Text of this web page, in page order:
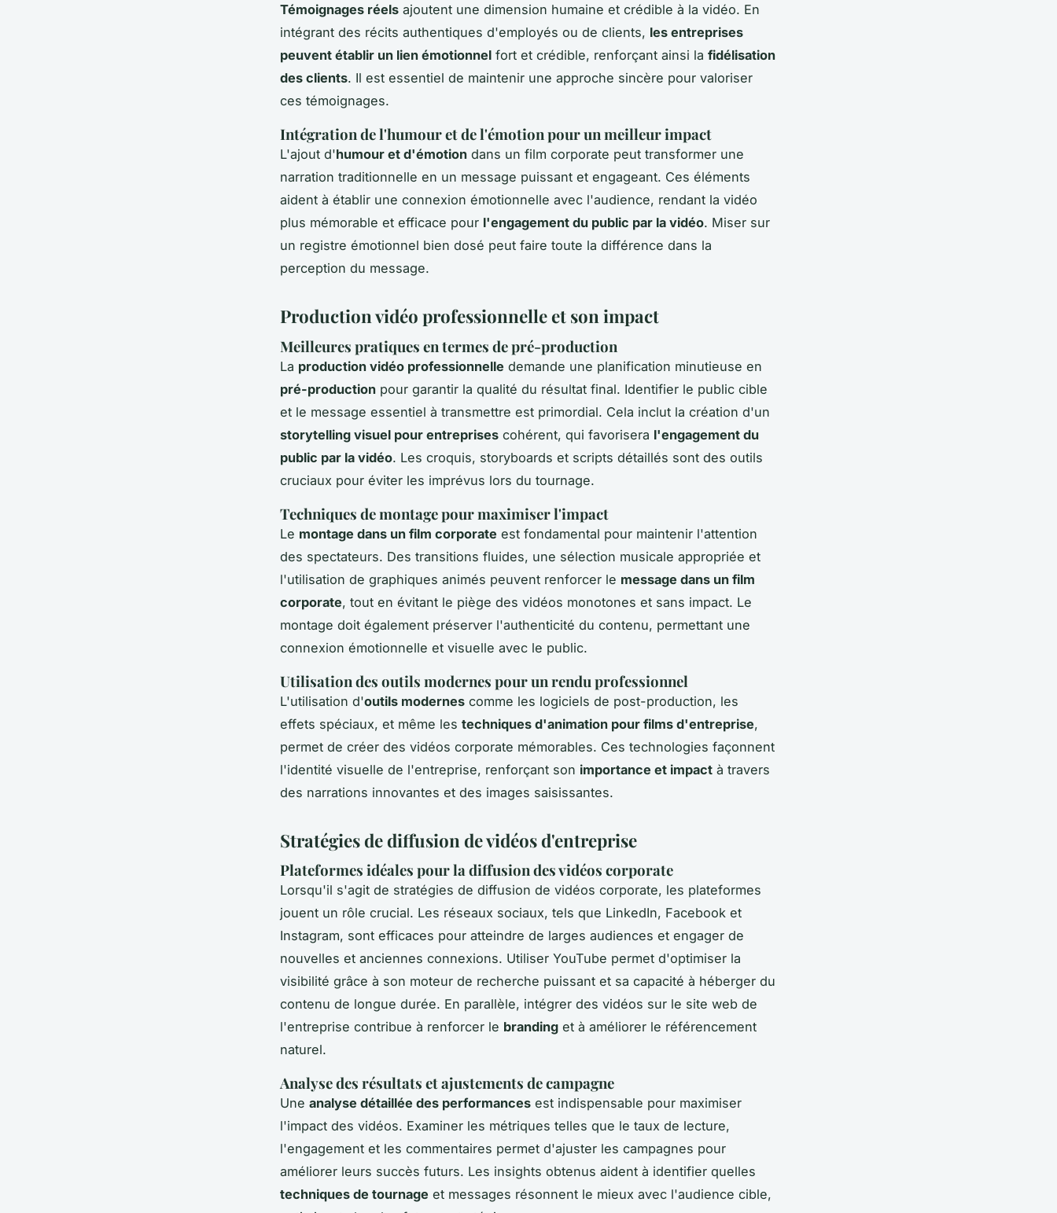
Témoignages réels ajoutent une dimension humaine et crédible à la vidéo. En
intégrant des récits authentiques d'employés ou de clients, les entreprises
peuvent établir un lien émotionnel fort et crédible, renforçant ainsi la fidélisation
des clients. Il est essentiel de maintenir une approche sincère pour valoriser
ces témoignages.
Intégration de l'humour et de l'émotion pour un meilleur impact
L'ajout d'humour et d'émotion dans un film corporate peut transformer une
narration traditionnelle en un message puissant et engageant. Ces éléments
aident à établir une connexion émotionnelle avec l'audience, rendant la vidéo
plus mémorable et efficace pour l'engagement du public par la vidéo. Miser sur
un registre émotionnel bien dosé peut faire toute la différence dans la
perception du message.
Production vidéo professionnelle et son impact
Meilleures pratiques en termes de pré-production
La production vidéo professionnelle demande une planification minutieuse en
pré-production pour garantir la qualité du résultat final. Identifier le public cible
et le message essentiel à transmettre est primordial. Cela inclut la création d'un
storytelling visuel pour entreprises cohérent, qui favorisera l'engagement du
public par la vidéo. Les croquis, storyboards et scripts détaillés sont des outils
cruciaux pour éviter les imprévus lors du tournage.
Techniques de montage pour maximiser l'impact
Le montage dans un film corporate est fondamental pour maintenir l'attention
des spectateurs. Des transitions fluides, une sélection musicale appropriée et
l'utilisation de graphiques animés peuvent renforcer le message dans un film
corporate, tout en évitant le piège des vidéos monotones et sans impact. Le
montage doit également préserver l'authenticité du contenu, permettant une
connexion émotionnelle et visuelle avec le public.
Utilisation des outils modernes pour un rendu professionnel
L'utilisation d'outils modernes comme les logiciels de post-production, les
effets spéciaux, et même les techniques d'animation pour films d'entreprise,
permet de créer des vidéos corporate mémorables. Ces technologies façonnent
l'identité visuelle de l'entreprise, renforçant son importance et impact à travers
des narrations innovantes et des images saisissantes.
Stratégies de diffusion de vidéos d'entreprise
Plateformes idéales pour la diffusion des vidéos corporate
Lorsqu'il s'agit de stratégies de diffusion de vidéos corporate, les plateformes
jouent un rôle crucial. Les réseaux sociaux, tels que LinkedIn, Facebook et
Instagram, sont efficaces pour atteindre de larges audiences et engager de
nouvelles et anciennes connexions. Utiliser YouTube permet d'optimiser la
visibilité grâce à son moteur de recherche puissant et sa capacité à héberger du
contenu de longue durée. En parallèle, intégrer des vidéos sur le site web de
l'entreprise contribue à renforcer le branding et à améliorer le référencement
naturel.
Analyse des résultats et ajustements de campagne
Une analyse détaillée des performances est indispensable pour maximiser
l'impact des vidéos. Examiner les métriques telles que le taux de lecture,
l'engagement et les commentaires permet d'ajuster les campagnes pour
améliorer leurs succès futurs. Les insights obtenus aident à identifier quelles
techniques de tournage et messages résonnent le mieux avec l'audience cible,